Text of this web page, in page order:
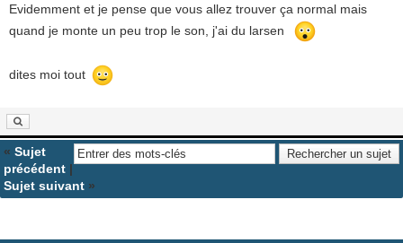
Evidemment et je pense que vous allez trouver ça normal mais
quand je monte un peu trop le son, j'ai du larsen
dites moi tout
« Sujet
précédent |
Sujet suivant »